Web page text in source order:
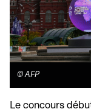
©AFP
Le concours